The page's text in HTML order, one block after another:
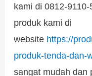
kami di 0812-
produk kami di
website https://
produk-tenda-dan-
sangat mudah dan